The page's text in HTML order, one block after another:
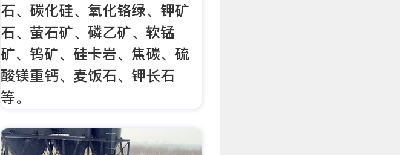
石、碳化硅、氧化铬绿、钾矿
石、萤石矿、磷乙矿、软锰
矿、钨矿、硅卡岩、焦碳、硫
酸镁重钙、麦饭石、钾长石
等。